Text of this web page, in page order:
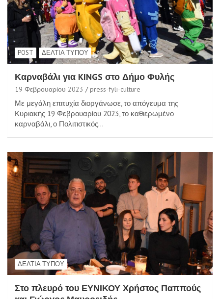
POST ΔΕΛΤΊΑ ΤΎΠΟΥ
Καρναβάλι για KINGS στο Δήμο Φυλής
19 Φεβρουαρίου 2023 press-fyli-culture
Με μεγάλη επιτυχία διοργάνωσε, το απόγευμα της
Κυριακής 19 Φεβρουαρίου 2023, το καθιερωμένο
καρναβάλι, ο Πολιτιστικός…
ΔΕΛΤΊΑ ΤΎΠΟΥ
Στο πλευρό του ΕΥΝΙΚΟΥ Χρήστος Παππούς